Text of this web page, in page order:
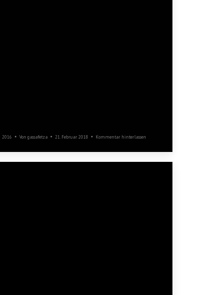
2016 Von gassafetza 21. Februar 2018 Kommentar hinterlassen